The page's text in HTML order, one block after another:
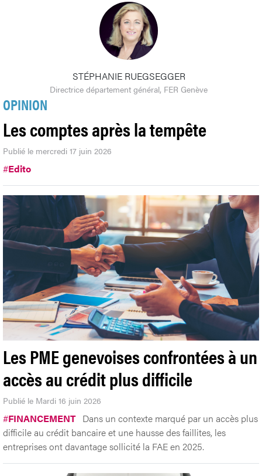
STÉPHANIE RUEGSEGGER
Directrice département général, FER Genève
OPINION
Les comptes après la tempête
Publié le mercredi 17 juin 2026
#Edito
Les PME genevoises confrontées à un
accès au crédit plus difficile
Publié le Mardi 16 juin 2026
#FINANCEMENT Dans un contexte marqué par un accès plus
difficile au crédit bancaire et une hausse des faillites, les
entreprises ont davantage sollicité la FAE en 2025.